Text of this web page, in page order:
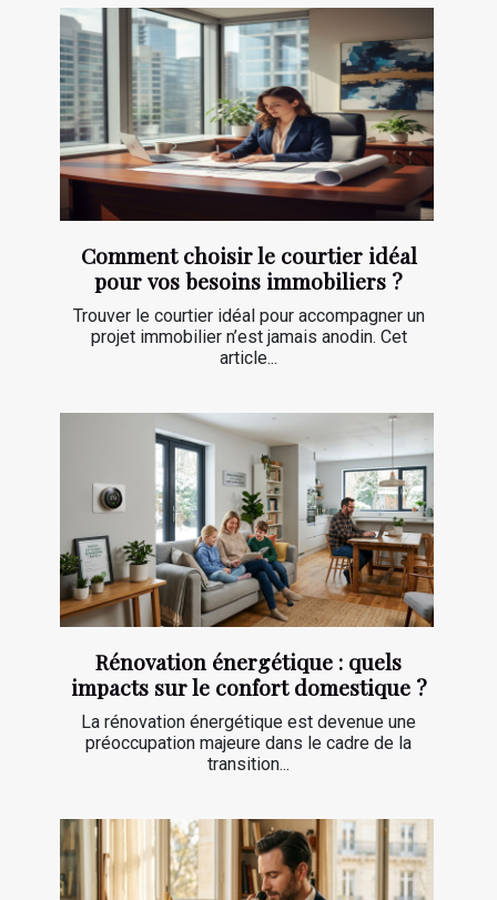
Comment choisir le courtier idéal
pour vos besoins immobiliers ?
Trouver le courtier idéal pour accompagner un
projet immobilier n’est jamais anodin. Cet
article...
Rénovation énergétique : quels
impacts sur le confort domestique ?
La rénovation énergétique est devenue une
préoccupation majeure dans le cadre de la
transition...